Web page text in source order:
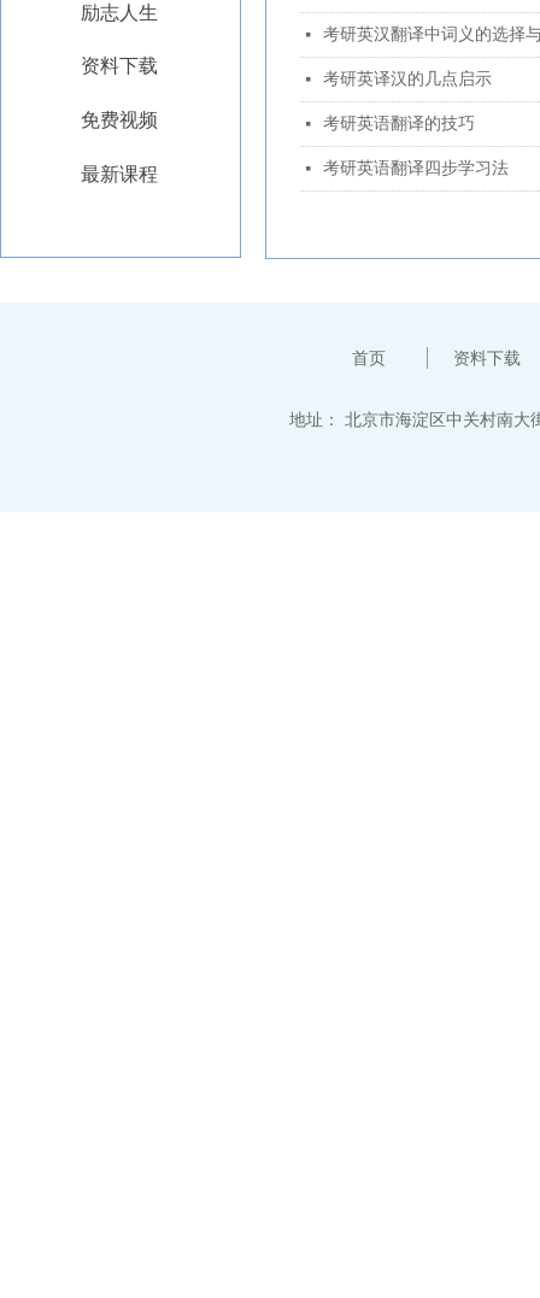
넷 考研英汉翻译中词义的选择
넷 考研英译汉的几点启示
넷 考研英语翻译的技巧
넷 考研英语翻译四步学习法
励志人生
资料下载
免费视频
最新课程
首页 资料下载
地址： 北京市海淀区中关村南大